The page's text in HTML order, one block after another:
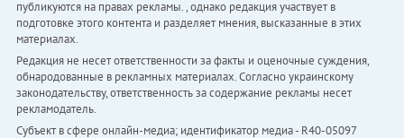
публикуются на правах рекламы. , однако редакция участвует в
подготовке этого контента и разделяет мнения, высказанные в этих
материалах.
Редакция не несет ответственности за факты и оценочные суждения,
обнародованные в рекламных материалах. Согласно украинскому
законодательству, ответственность за содержание рекламы несет
рекламодатель.
Субъект в сфере онлайн-медиа; идентификатор медиа - R40-05097